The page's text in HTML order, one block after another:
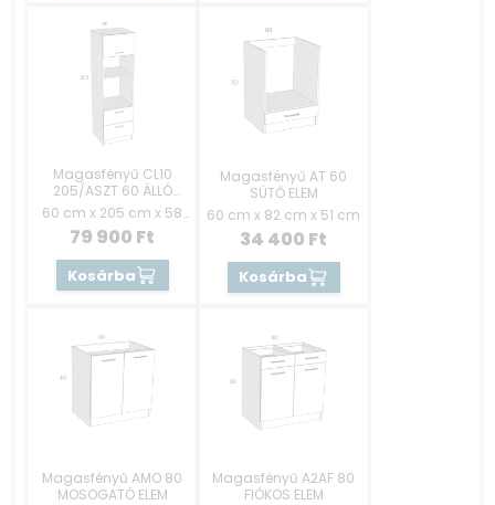
Magasfényű CL10
205/ASZT 60 ÁLLÓ
SÜTŐ ELEM FIÓKOS
60 cm x 205 cm x 58
cm
79 900 Ft
Kosárba
Magasfényű AT 60
SÜTŐ ELEM
60 cm x 82 cm x 51 cm
34 400 Ft
Kosárba
Magasfényű AMO 80
MOSOGATÓ ELEM
Magasfényű A2AF 80
FIÓKOS ELEM